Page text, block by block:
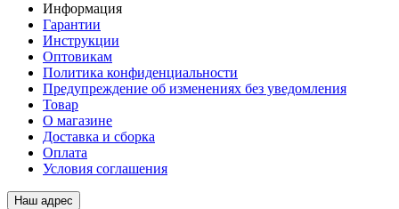
Информация
Гарантии
Инструкции
Оптовикам
Политика конфиденциальности
Предупреждение об изменениях без уведомления
Товар
О магазине
Доставка и сборка
Оплата
Условия соглашения
Наш адрес